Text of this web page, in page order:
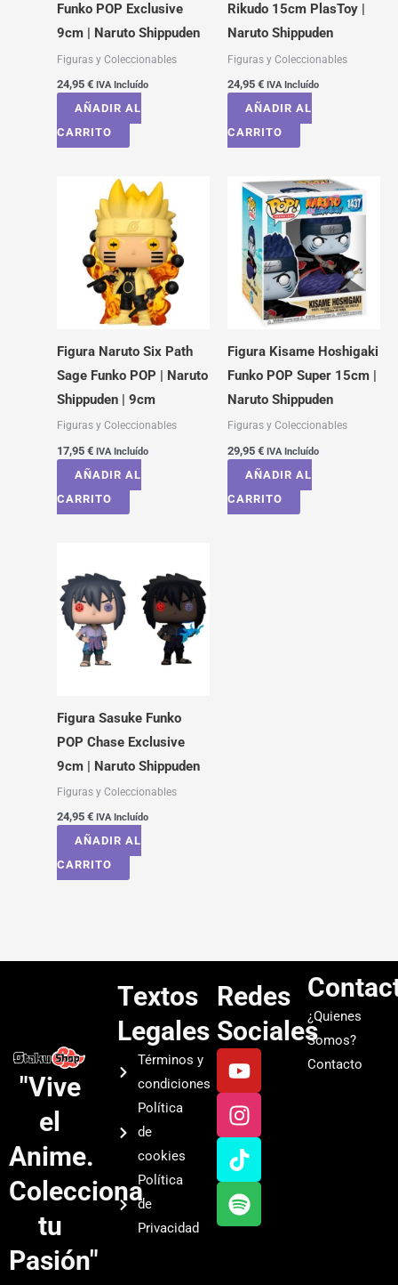
Funko POP Exclusive
9cm | Naruto Shippuden
Figuras y Coleccionables
24,95 € IVA Incluído
AÑADIR AL
CARRITO
Rikudo 15cm PlasToy |
Naruto Shippuden
Figuras y Coleccionables
24,95 € IVA Incluído
AÑADIR AL
CARRITO
Figura Naruto Six Path
Sage Funko POP | Naruto
Shippuden | 9cm
Figuras y Coleccionables
17,95 € IVA Incluído
AÑADIR AL
CARRITO
Figura Kisame Hoshigaki
Funko POP Super 15cm |
Naruto Shippuden
Figuras y Coleccionables
29,95 € IVA Incluído
AÑADIR AL
CARRITO
Figura Sasuke Funko
POP Chase Exclusive
9cm | Naruto Shippuden
Figuras y Coleccionables
24,95 € IVA Incluído
AÑADIR AL
CARRITO
"Vive
el
Anime.
Colecciona
tu
Pasión"
Textos
Legales
Términos y
condiciones
Política
de
cookies
Política
de
Privacidad
Redes
Sociales
Y
o
u
t
u
b
e
I
n
s
t
a
g
r
a
T
i
k
t
o
k
S
p
o
t
i
f
y
¿Quienes
Somos?
Contacto